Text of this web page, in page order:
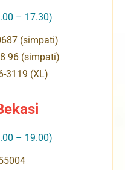
– 17.30)
(simpati)
96 (simpati)
3119 (XL)
– 19.00)